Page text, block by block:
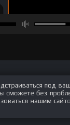
под
сможете без
нашим